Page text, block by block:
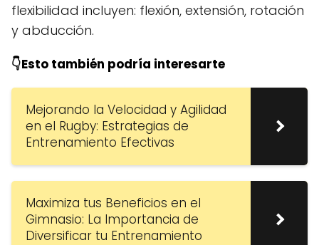
flexibilidad incluyen: flexión, extensión, rotación
y abducción.
👇Esto también podría interesarte
Mejorando la Velocidad y Agilidad
en el Rugby: Estrategias de
Entrenamiento Efectivas
Maximiza tus Beneficios en el
Gimnasio: La Importancia de
Diversificar tu Entrenamiento